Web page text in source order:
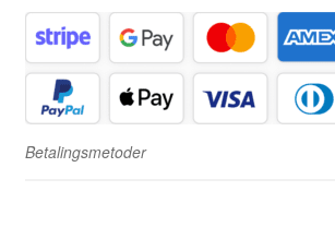
Betalingsmetoder